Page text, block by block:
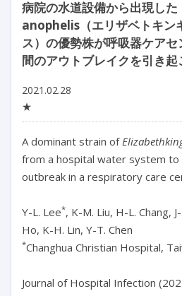
病院の水道設備から出現し
anophelis（エリザベトキン
ス）の優勢株が呼吸器ケア
間のアウトブレイクを引き
2021.02.28
★
A dominant strain of
from a hospital water system to
outbreak in a respiratory care
Y-L. Lee*, K-M. Liu, H-L. Chang,
Ho, K-H. Lin, Y-T. Chen
*Changhua Christian Hospital,
Journal of Hospital Infection